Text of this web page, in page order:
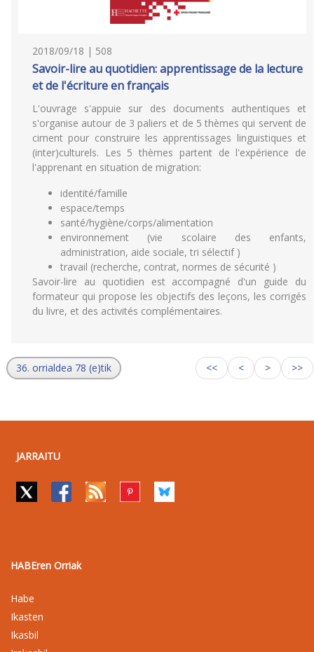
2018/09/18 | 508
Savoir-lire au quotidien: apprentissage de la lecture
et de l'écriture en français
L'ouvrage s'appuie sur des documents authentiques et
s'organise autour de 3 paliers et de 5 thèmes qui servent de
ciment pour construire les apprentissages linguistiques et
(inter)culturels. Les 5 thèmes partent de l'expérience de
l'apprenant en situation de migration:
identité/famille
espace/temps
santé/hygiène/corps/alimentation
environnement (vie scolaire des enfants,
administration, aide sociale, tri sélectif )
travail (recherche, contrat, normes de sécurité )
Savoir-lire au quotidien est accompagné d'un guide du
formateur qui propose les objectifs des leçons, les corrigés
du livre, et des activités complémentaires.
36. orrialdea 78 (e)tik << < > >>
JARRAITU
HABEren Orriak
Habe
Ikasten
Ikasbil